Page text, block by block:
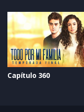
Capítulo 360